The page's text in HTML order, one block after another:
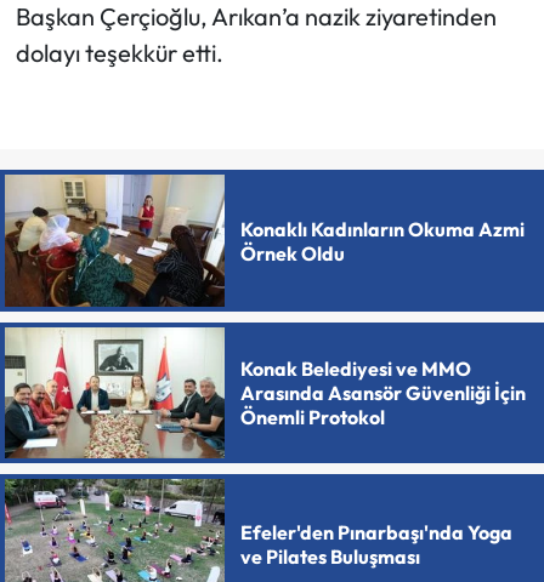
Başkan Çerçioğlu, Arıkan’a nazik ziyaretinden
dolayı teşekkür etti.
Konaklı Kadınların Okuma Azmi
Örnek Oldu
Konak Belediyesi ve MMO
Arasında Asansör Güvenliği İçin
Önemli Protokol
Efeler'den Pınarbaşı'nda Yoga
ve Pilates Buluşması